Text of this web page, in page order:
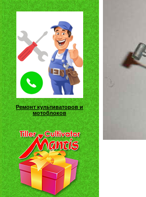
Ремонт культиваторов и
мотоблоков